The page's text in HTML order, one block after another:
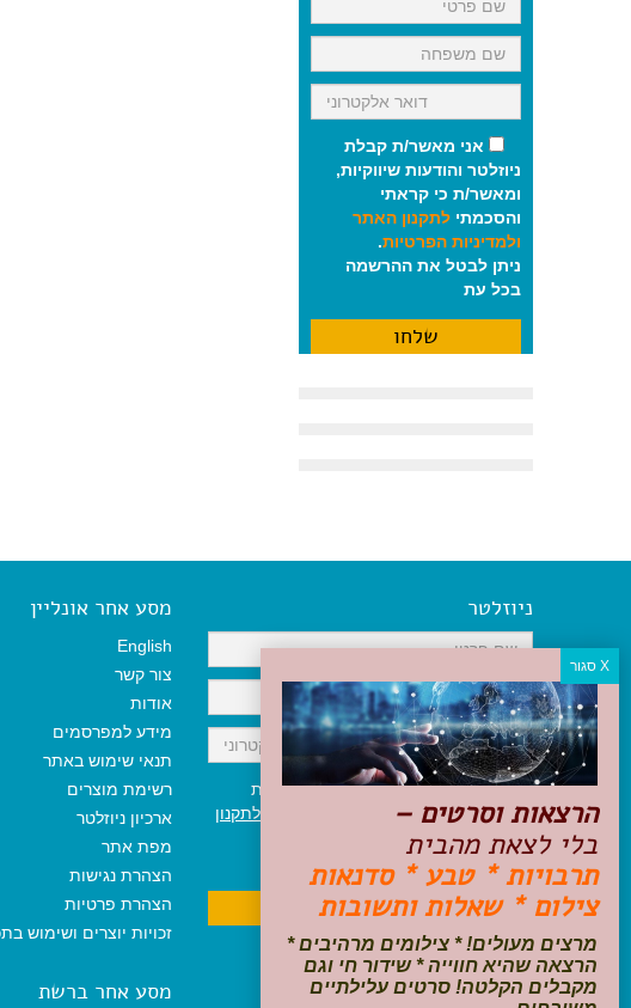
אני מאשר/ת קבלת
ניוזלטר והודעות שיווקיות,
ומאשר/ת כי קראתי
והסכמתי לתקנון האתר
ולמדיניות הפרטיות.
ניתן לבטל את ההרשמה
בכל עת
ניוזלטר
אני מאשר/ת קבלת ניוזלטר והודעות
שיווקיות, ומאשר/ת כי קראתי והסכמתי לתקנון
האתר
ולמדיניות הפרטיות
ניתן לבטל את ההרשמה בכל עת
מסע אחר אונליין
English
צור קשר
אודות
מידע למפרסמים
תנאי שימוש באתר
רשימת מוצרים
ארכיון ניוזלטר
מפת אתר
הצהרת נגישות
הצהרת פרטיות
זכויות יוצרים ושימוש
מסע אחר ברשת
הרצאות וסרטים –
בלי לצאת מהבית
תרבויות * טבע * סדנאות
צילום * שאלות ותשובות
מרצים מעולים! * צילומים מרהיבים *
הרצאה שהיא חווייה * שידור חי וגם
מקבלים הקלטה! סרטים עלילתיים